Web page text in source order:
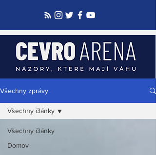
Všechny zprávy
Všechny články
Domov
Všechny články